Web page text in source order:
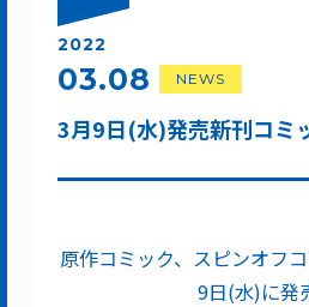
3月9日(水)発売新刊コミ
NEWS
2022
03.08
原作コミック、スピンオフ
9日(水)に発